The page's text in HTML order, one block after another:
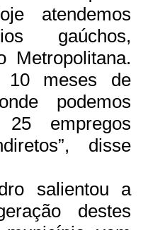
atendemos
gaúchos,
Metropolitana.
10 meses de
podemos
empregos
disse
salientou a
destes